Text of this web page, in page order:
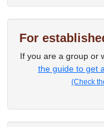
For
If you are a group or
the guide to get
(Check